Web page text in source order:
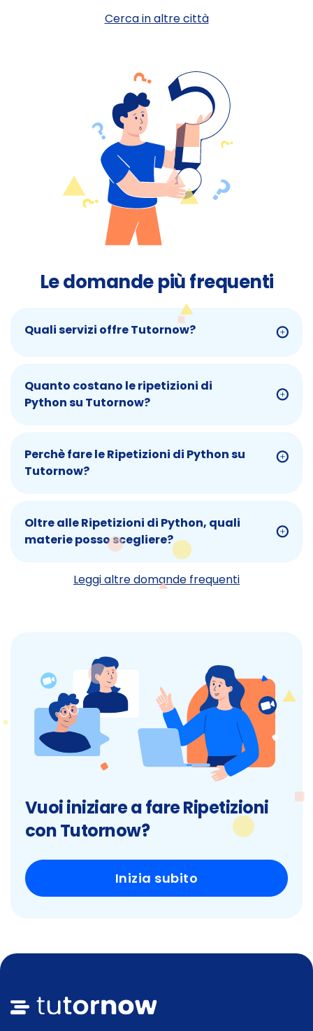
Cerca in altre città
Le domande più frequenti
Quali servizi offre Tutornow?
Quanto costano le ripetizioni di
Python su Tutornow?
Perchè fare le Ripetizioni di Python su
Tutornow?
Oltre alle Ripetizioni di Python, quali
materie posso scegliere?
Leggi altre domande frequenti
Vuoi iniziare a fare Ripetizioni
con Tutornow?
Inizia subito